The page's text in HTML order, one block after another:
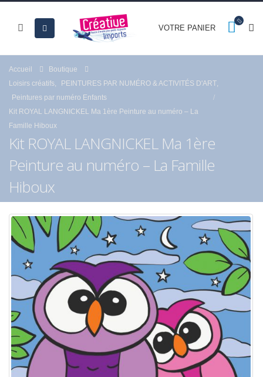
VOTRE PANIER
Accueil
Boutique
Loisirs créatifs
PEINTURES PAR NUMÉRO & ACTIVITÉS D'ART
Peintures par numéro Enfants
Kit ROYAL LANGNICKEL Ma 1ère Peinture au numéro – La
Famille Hiboux
Kit ROYAL LANGNICKEL Ma 1ère
Peinture au numéro – La Famille
Hiboux